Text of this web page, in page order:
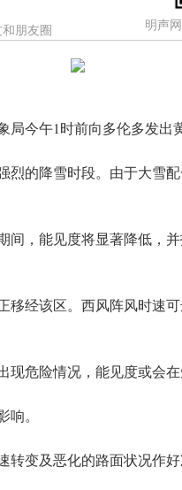
朋友圈 明声
局今午1时前向多伦多发出
烈的降雪时段。由于大雪
间，能见度将显著降低，
移经该区。西风阵风时速
现危险情况，能见度或会
。
转变及恶化的路面状况作